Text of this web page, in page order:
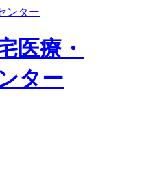
ンター
医療・
ター